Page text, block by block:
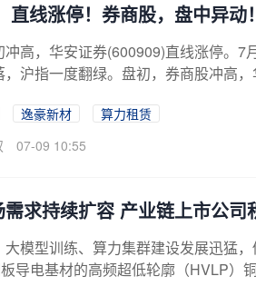
直线涨停！券商股，盘中异动
冲高，华安证券(600909)直线涨停。
，沪指一度翻绿。盘初，券商股冲高
逸豪新材
算力租赁
07-09 10:55
求持续扩容 产业链上市公司
大模型训练、算力集群建设发展迅猛
导电基材的高频超低轮廓（HVLP）